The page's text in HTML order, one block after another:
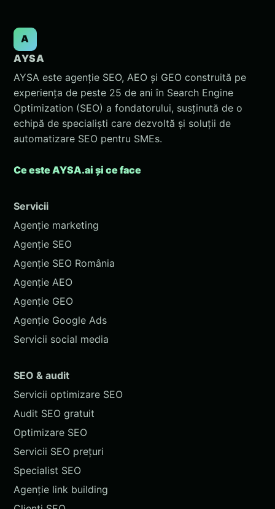
A
AYSA
AYSA este agenție SEO, AEO și GEO construită pe
experiența de peste 25 de ani în Search Engine
Optimization (SEO) a fondatorului, susținută de o
echipă de specialiști care dezvoltă și soluții de
automatizare SEO pentru SMEs.
Ce este AYSA.ai și ce face
Servicii
Agenție marketing
Agenție SEO
Agenție SEO România
Agenție AEO
Agenție GEO
Agenție Google Ads
Servicii social media
SEO & audit
Servicii optimizare SEO
Audit SEO gratuit
Optimizare SEO
Servicii SEO prețuri
Specialist SEO
Agenție link building